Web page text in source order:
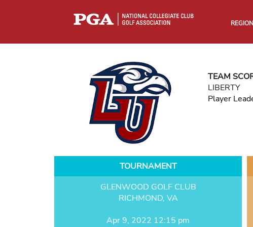
TEAM
LIBERTY
Player
TOURNAMENT
GLENWOOD GOLF CLUB
RICHMOND, VA
Apr 9, 2022 12:15 pm